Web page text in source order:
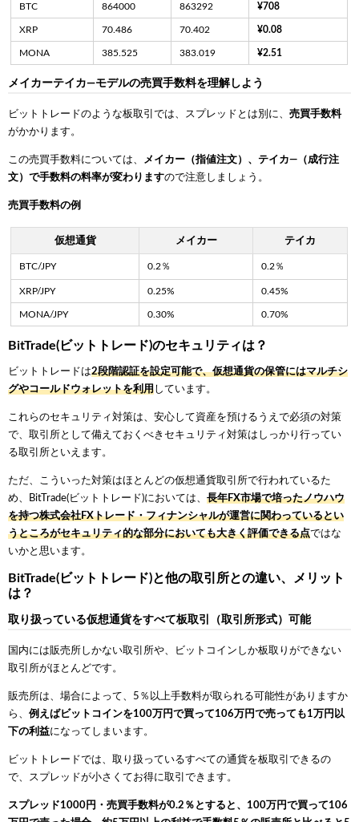
BTC 864000 863292 ¥708
XRP 70.486 70.402 ¥0.08
MONA 385.525 383.019 ¥2.51
メイカーテイカ―モデルの売買手数料を理解しよう
ビットトレードのような板取引では、スプレッドとは別に、 売買手数料
がかかります。
この売買手数料については、 メイカー（指値注文）、テイカ―（成行注
文）で手数料の料率が変わりますので注意しましょう。
売買手数料の例
仮想通貨 メイカー テイカ
BTC/JPY 0.2％ 0.2％
XRP/JPY 0.25% 0.45%
MONA/JPY 0.30% 0.70%
BitTrade(ビットトレード)のセキュリティは？
ビットトレードは2段階認証を設定可能で、仮想通貨の保管にはマルチシ
グやコールドウォレットを利用しています。
これらのセキュリティ対策は、安心して資産を預けるうえで必須の対策
で、取引所として備えておくべきセキュリティ対策はしっかり行ってい
る取引所といえます。
ただ、こういった対策はほとんどの仮想通貨取引所で行われているた
め、BitTrade(ビットトレード)においては、 長年FX市場で培ったノウハウ
を持つ株式会社FXトレード・フィナンシャルが運営に関わっているとい
うところがセキュリティ的な部分においても大きく評価できる点ではな
いかと思います。
BitTrade(ビットトレード)と他の取引所との違い、メリット
は？
取り扱っている仮想通貨をすべて板取引（取引所形式）可能
国内には販売所しかない取引所や、ビットコインしか板取りができない
取引所がほとんどです。
販売所は、場合によって、5％以上手数料が取られる可能性がありますか
ら、 例えばビットコインを100万円で買って106万円で売っても1万円以
下の利益になってしまいます。
ビットトレードでは、取り扱っているすべての通貨を板取引できるの
で、スプレッドが小さくてお得に取引できます。
スプレッド1000円・売買手数料が0.2％とすると、100万円で買って106